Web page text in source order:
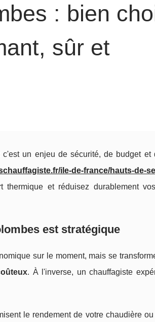
: bien
sûr et
un enjeu de sécurité, de budget et
ile-de-france/hauts-de-
et réduisez durablement
est stratégique
sur le moment, mais se
. À l'inverse, un chauffagiste
le rendement de votre chaudière